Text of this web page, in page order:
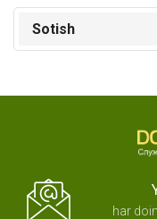
Sotish
har